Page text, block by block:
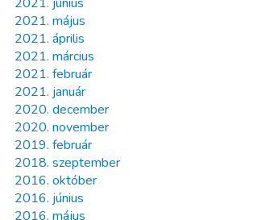
2021. május
2021. április
2021. március
2021. február
2021. január
2020. december
2020. november
2019. február
2018. szeptember
2016. október
2016. június
2016. május